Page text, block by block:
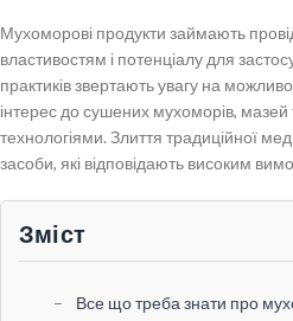
Мухоморові продукти займають
властивостям і потенціалу для
практиків звертають увагу на
інтерес до сушених мухоморів,
технологіями. Злиття традиційної
засоби, які відповідають високим
Зміст
Все що треба знати про